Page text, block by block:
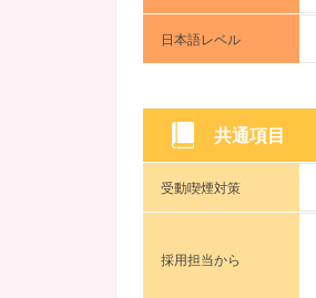
日本語レベル
共通項目
受動喫煙対策
採用担当から